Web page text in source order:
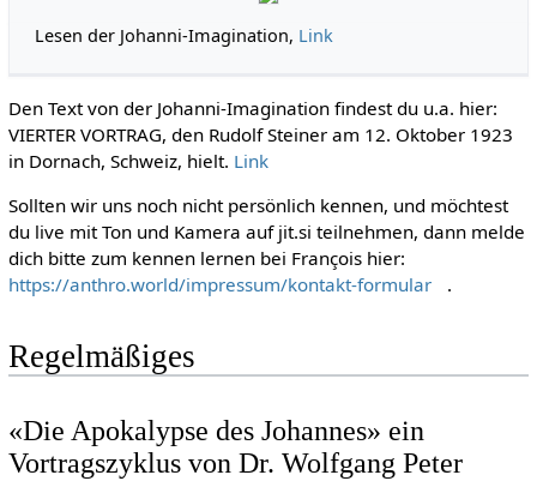
Lesen der Johanni-Imagination, Link
Den Text von der Johanni-Imagination findest du u.a. hier:
VIERTER VORTRAG, den Rudolf Steiner am 12. Oktober 1923
in Dornach, Schweiz, hielt. Link
Sollten wir uns noch nicht persönlich kennen, und möchtest
du live mit Ton und Kamera auf jit.si teilnehmen, dann melde
dich bitte zum kennen lernen bei François hier:
https://anthro.world/impressum/kontakt-formular
.
Regelmäßiges
«Die Apokalypse des Johannes» ein
Vortragszyklus von Dr. Wolfgang Peter